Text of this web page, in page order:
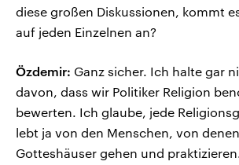
diese großen Diskussionen, kommt
auf jeden Einzelnen an?
Özdemir: Ganz sicher. Ich halte gar
davon, dass wir Politiker Religion
bewerten. Ich glaube, jede
lebt ja von den Menschen, von
Gotteshäuser gehen und